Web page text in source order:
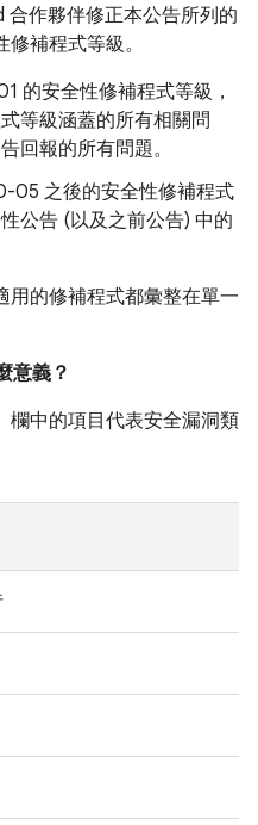
合作夥伴修正本公告所列的
補程式等級。
的安全性修補程式等級，
等級涵蓋的所有相關問
回報的所有問題。
05 之後的安全性修補程式
公告 (以及之前公告) 中的
用的修補程式都彙整在單一
意義？
欄中的項目代表安全漏洞類